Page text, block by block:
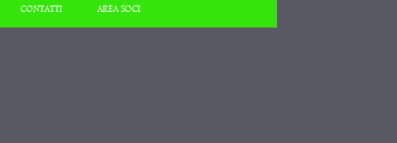
CONTATTI AREA SOCI